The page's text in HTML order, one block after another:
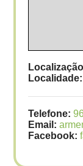
Localidade:
Telefone:
Email:
Facebook: